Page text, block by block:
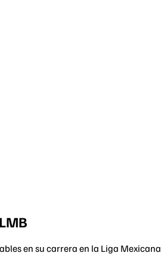
en su carrera en la Liga Mexicana